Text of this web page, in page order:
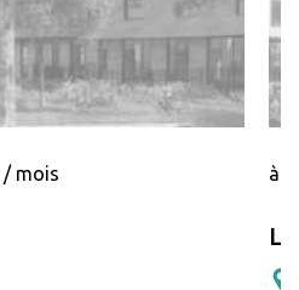
/ mois à